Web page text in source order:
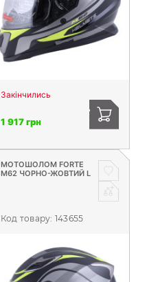
Закінчились
1 917 грн
МОТОШОЛОМ FORTE
М62 ЧОРНО-ЖОВТИЙ L
Код товару: 143655